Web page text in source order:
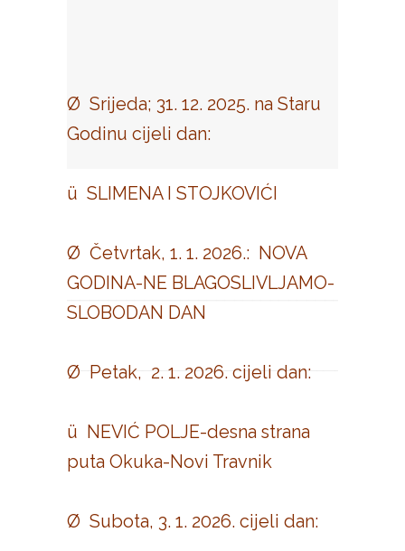
Ø Srijeda; 31. 12. 2025. na Staru
Godinu cijeli dan:
ü SLIMENA I STOJKOVIĆI
Ø Četvrtak, 1. 1. 2026.: NOVA
GODINA-NE BLAGOSLIVLJAMO-
SLOBODAN DAN
Ø Petak, 2. 1. 2026. cijeli dan:
ü NEVIĆ POLJE-desna strana
puta Okuka-Novi Travnik
Ø Subota, 3. 1. 2026. cijeli dan: